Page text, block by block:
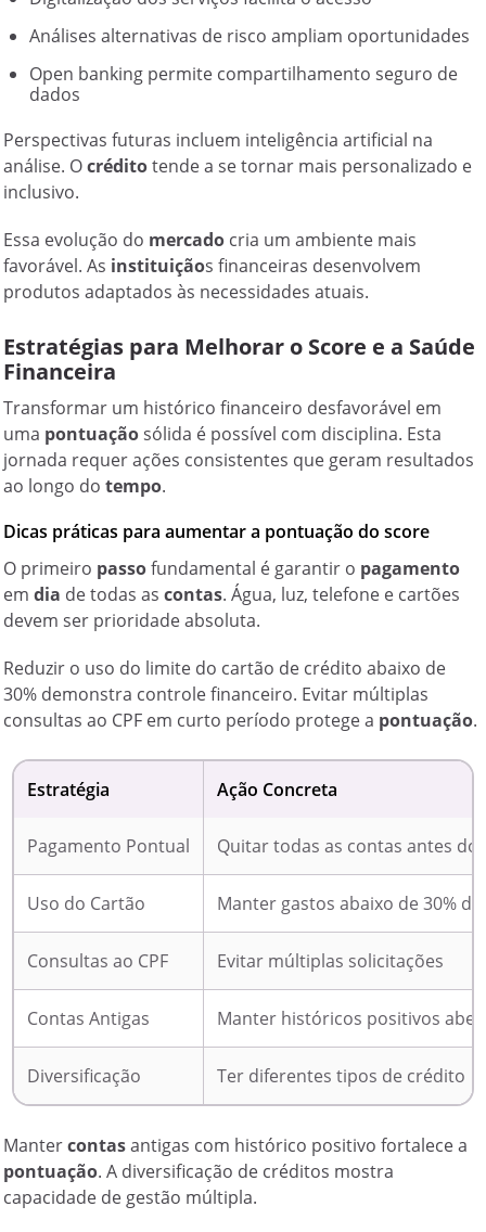
Análises alternativas de risco ampliam oportunidades
Open banking permite compartilhamento seguro de
dados
Perspectivas futuras incluem inteligência artificial na
análise. Ocréditotende a se tornar mais personalizado e
inclusivo.
Essa evolução do mercado cria um ambiente mais
favorável. As instituiçãos financeiras desenvolvem
produtos adaptados às necessidades atuais.
Estratégias para Melhorar o Score e a Saúde
Financeira
Transformar um histórico financeiro desfavorável em
uma pontuaçãosólida é possível com disciplina. Esta
jornada requer ações consistentes que geram resultados
ao longo dotempo.
Dicas práticas para aumentar a pontuação do score
O primeiro passofundamental é garantir o pagamento
emdia de todas ascontas. Água, luz, telefone e cartões
devem ser prioridade absoluta.
Reduzir o uso do limite do cartão de crédito abaixo de
30% demonstra controle financeiro. Evitar múltiplas
consultas ao CPF em curto período protege a pontuação.
Estratégia Ação Concreta
Pagamento Pontual Quitar todas as contas antes do
Uso do Cartão Manter gastos abaixo de 30%
Consultas ao CPF Evitar múltiplas solicitações
Contas Antigas Manter históricos positivos
Diversificação Ter diferentes tipos de crédito
Mantercontasantigas com histórico positivo fortalece a
pontuação. A diversificação de créditos mostra
capacidade de gestão múltipla.